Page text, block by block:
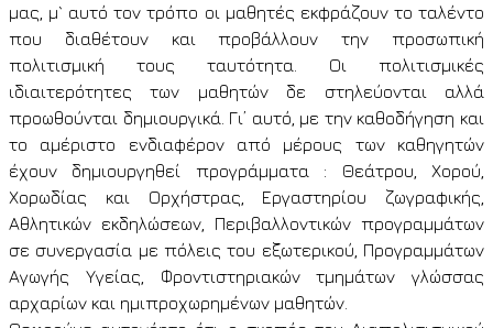
μας, μ` αυτό τον τρόπο οι μαθητές εκφράζουν το ταλέντο
που διαθέτουν και προβάλλουν την προσωπική
πολιτισμική τους ταυτότητα. Οι πολιτισμικές
ιδιαιτερότητες των μαθητών δε στηλεύονται αλλά
προωθούνται δημιουργικά. Γι’ αυτό, με την καθοδήγηση και
το αμέριστο ενδιαφέρον από μέρους των καθηγητών
έχουν δημιουργηθεί προγράμματα : Θεάτρου, Χορού,
Χορωδίας και Ορχήστρας, Εργαστηρίου ζωγραφικής,
Αθλητικών εκδηλώσεων, Περιβαλλοντικών προγραμμάτων
σε συνεργασία με πόλεις του εξωτερικού, Προγραμμάτων
Αγωγής Υγείας, Φροντιστηριακών τμημάτων γλώσσας
αρχαρίων και ημιπροχωρημένων μαθητών.